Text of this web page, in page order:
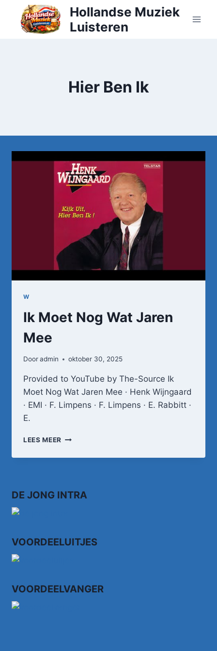
Doorgaan
inhoud
Hollandse Muziek
Luisteren
Hier Ben Ik
W
Ik Moet Nog Wat Jaren
Mee
Dooradmin oktober 30, 2025
Provided to YouTube by The-Source Ik
Moet Nog Wat Jaren Mee · Henk Wijngaard
· EMI · F. Limpens · F. Limpens · E. Rabbitt ·
E.
LEES MEER
NOG
DE JONG INTRA
VOORDEELUITJES
VOORDEELVANGER